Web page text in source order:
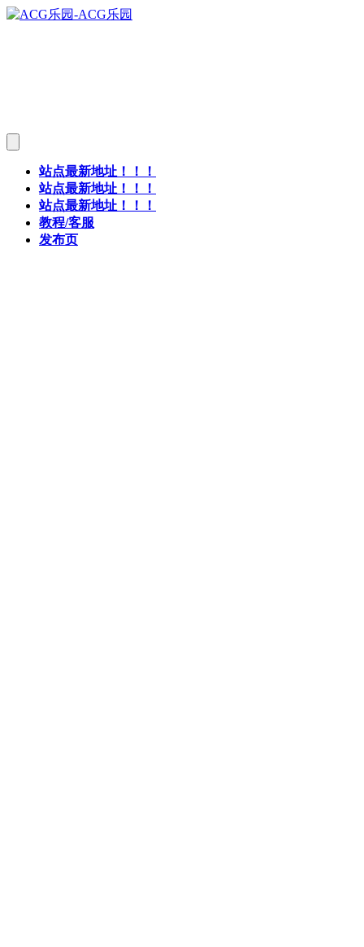
站点最新地址！！！
站点最新地址！！！
站点最新地址！！！
教程/客服
发布页